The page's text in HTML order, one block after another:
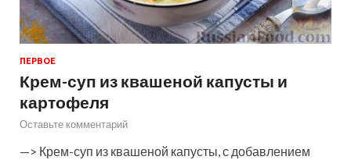
ПЕРВОЕ
Крем-суп из квашеной капусты и
картофеля
Оставьте комментарий
—> Крем-суп из квашеной капусты, с добавлением